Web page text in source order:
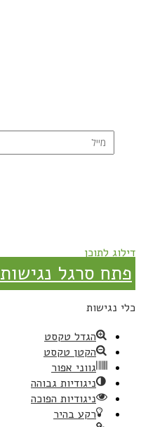
דילוג לתוכן
פתח סרגל נגישות
כלי נגישות
הגדל טקסט
הקטן טקסט
גווני אפור
ניגודיות גבוהה
ניגודיות הפוכה
רקע בהיר